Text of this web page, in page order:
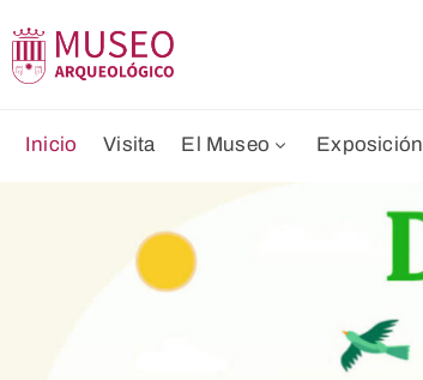
Inicio Visita El Museo Exposición